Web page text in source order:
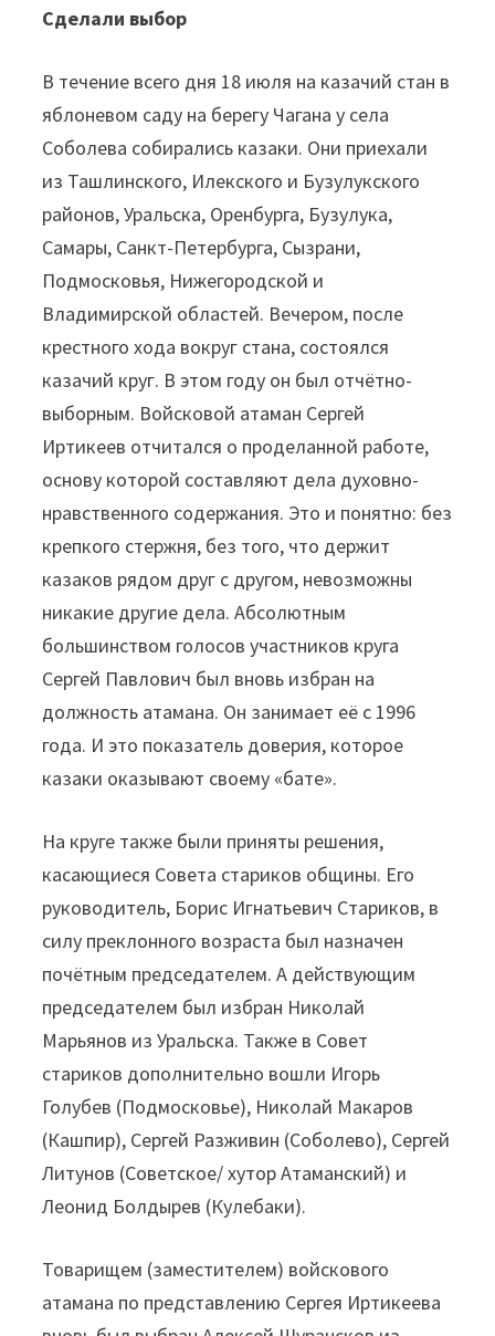
Сделали выбор
В течение всего дня 18 июля на казачий стан в
яблоневом саду на берегу Чагана у села
Соболева собирались казаки. Они приехали
из Ташлинского, Илекского и Бузулукского
районов, Уральска, Оренбурга, Бузулука,
Самары, Санкт-Петербурга, Сызрани,
Подмосковья, Нижегородской и
Владимирской областей. Вечером, после
крестного хода вокруг стана, состоялся
казачий круг. В этом году он был отчётно-
выборным. Войсковой атаман Сергей
Иртикеев отчитался о проделанной работе,
основу которой составляют дела духовно-
нравственного содержания. Это и понятно: без
крепкого стержня, без того, что держит
казаков рядом друг с другом, невозможны
никакие другие дела. Абсолютным
большинством голосов участников круга
Сергей Павлович был вновь избран на
должность атамана. Он занимает её с 1996
года. И это показатель доверия, которое
казаки оказывают своему «бате».
На круге также были приняты решения,
касающиеся Совета стариков общины. Его
руководитель, Борис Игнатьевич Стариков, в
силу преклонного возраста был назначен
почётным председателем. А действующим
председателем был избран Николай
Марьянов из Уральска. Также в Совет
стариков дополнительно вошли Игорь
Голубев (Подмосковье), Николай Макаров
(Кашпир), Сергей Разживин (Соболево), Сергей
Литунов (Советское/ хутор Атаманский) и
Леонид Болдырев (Кулебаки).
Товарищем (заместителем) войскового
атамана по представлению Сергея Иртикеева